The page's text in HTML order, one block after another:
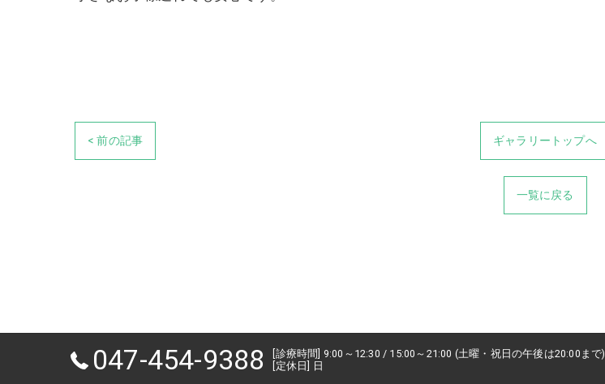
< 前の記事 ギャラリートップへ
一覧に戻る
047-454-9388
[診療時間] 9:00～12:30 / 15:00～21:00 (土曜・祝日の午後は20:00まで)
[定休日] 日